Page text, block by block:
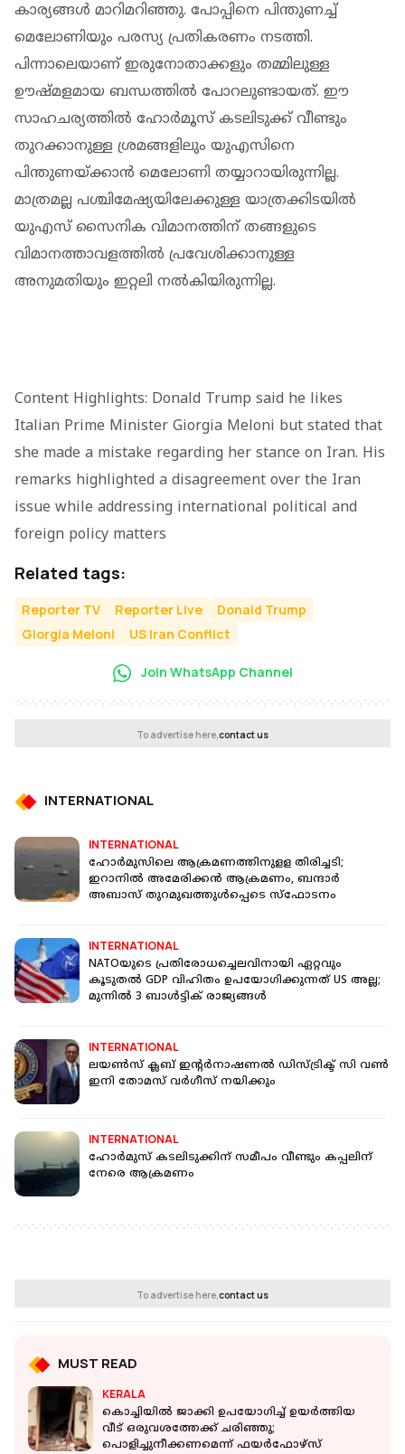
കാര്യങ്ങൾ മാറിമറിഞ്ഞു. പോപ്പിനെ പിന്തുണച്ച്
മെലോണിയും പരസ്യ പ്രതികരണം നടത്തി.
പിന്നാലെയാണ് ഇരുനോതാക്കളും തമ്മിലുള്ള
ഊഷ്മളമായ ബന്ധത്തിൽ പോറലുണ്ടായത്. ഈ
സാഹചര്യത്തിൽ ഹോർമൂസ് കടലിടുക്ക് വീണ്ടും
തുറക്കാനുള്ള ശ്രമങ്ങളിലും യുഎസിനെ
പിന്തുണയ്ക്കാൻ മെലോണി തയ്യാറായിരുന്നില്ല.
മാത്രമല്ല പശ്ചിമേഷ്യയിലേക്കുള്ള യാത്രക്കിടയിൽ
യുഎസ് സൈനിക വിമാനത്തിന് തങ്ങളുടെ
വിമാനത്താവളത്തിൽ പ്രവേശിക്കാനുള്ള
അനുമതിയും ഇറ്റലി നൽകിയിരുന്നില്ല.
Content Highlights: Donald Trump said he likes
Italian Prime Minister Giorgia Meloni but stated that
she made a mistake regarding her stance on Iran. His
remarks highlighted a disagreement over the Iran
issue while addressing international political and
foreign policy matters
Related tags:
Reporter TV Reporter Live
Donald Trump
Giorgia Meloni
US Iran Conflict
Join WhatsApp Channel
To advertise here,contact us
INTERNATIONAL
INTERNATIONAL
ഹോർമുസിലെ ആക്രമണത്തിനുളള തിരിച്ചടി;
ഇറാനില്‍ അമേരിക്കൻ ആക്രമണം, ബന്ദാര്‍
അബാസ് തുറമുഖത്തുള്‍പ്പെടെ സ്‌ഫോടനം
INTERNATIONAL
NATOയുടെ പ്രതിരോധച്ചെലവിനായി ഏറ്റവും
കൂടുതൽ GDP വിഹിതം ഉപയോ​ഗിക്കുന്നത് US അല്ല;
മുന്നിൽ 3 ബാൾട്ടിക് രാജ്യങ്ങൾ
INTERNATIONAL
ലയണ്‍സ് ക്ലബ് ഇന്റര്‍നാഷണല്‍ ഡിസ്ട്രിക്ട് സി വണ്‍
ഇനി തോമസ് വര്‍ഗീസ് നയിക്കും
INTERNATIONAL
ഹോര്‍മുസ് കടലിടുക്കിന് സമീപം വീണ്ടും കപ്പലിന്
നേരെ ആക്രമണം
To advertise here,contact us
MUST READ
KERALA
കൊച്ചിയില്‍ ജാക്കി ഉപയോഗിച്ച് ഉയര്‍ത്തിയ
വീട് ഒരുവശത്തേക്ക് ചരിഞ്ഞു;
പൊളിച്ചുനീക്കണമെന്ന് ഫയര്‍ഫോഴ്‌സ്